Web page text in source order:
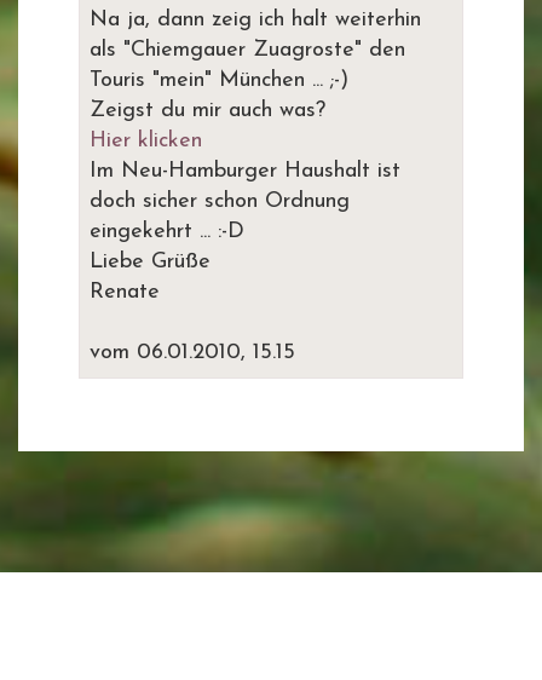
Na ja, dann zeig ich halt weiterhin
als "Chiemgauer Zuagroste" den
Touris "mein" München ... ;-)
Zeigst du mir auch was?
Hier klicken
Im Neu-Hamburger Haushalt ist
doch sicher schon Ordnung
eingekehrt ... :-D
Liebe Grüße
Renate
vom 06.01.2010, 15.15